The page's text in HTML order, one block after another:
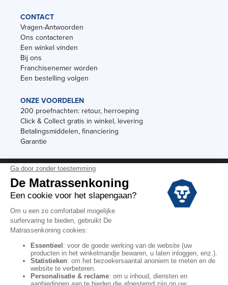
CONTACT
Vragen-Antwoorden
Ons contacteren
Een winkel vinden
Bij ons
Franchisenemer worden
Een bestelling volgen
ONZE VOORDELEN
200 proefnachten: retour, herroeping
Click & Collect gratis in winkel, levering
Betalingsmiddelen, financiering
Garantie
Black Friday
Voorraadverkoop
Algemene verkoopvoorwaarden voor winkels
Algemene verkoopvoorwaarden op internet
Wettelijke Bepalingen
Persoonlijke gegevens
Kortingscodes De Matrassenkoning